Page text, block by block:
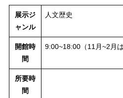
展示ジ
ャンル
人文歴史
開館時
間
9:00~18:00（11月~2月
所要時
間